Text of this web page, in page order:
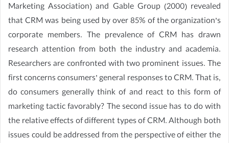
Marketing Association) and Gable Group (2000) revealed
that CRM was being used by over 85% of the organization’s
corporate members. The prevalence of CRM has drawn
research attention from both the industry and academia.
Researchers are confronted with two prominent issues. The
first concerns consumers’ general responses to CRM. That is,
do consumers generally think of and react to this form of
marketing tactic favorably? The second issue has to do with
the relative effects of different types of CRM. Although both
issues could be addressed from the perspective of either the